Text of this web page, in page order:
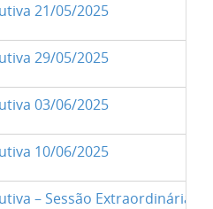
21/05/2025
29/05/2025
03/06/2025
10/06/2025
– Sessão Extraordinária